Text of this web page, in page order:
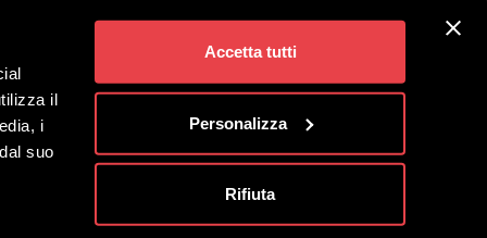
il
i
suo
Accetta tutti
Personalizza
Rifiuta
Società Benefit